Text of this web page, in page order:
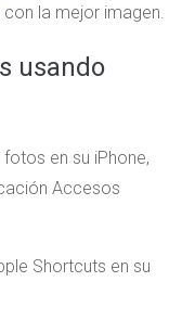
la mejor imagen.
usando
en su iPhone,
Accesos
Shortcuts en su